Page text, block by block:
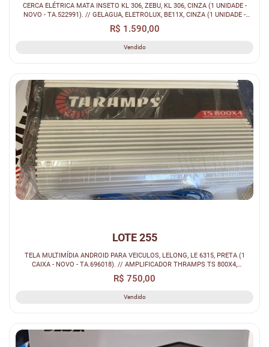
CERCA ELÉTRICA MATA INSETO KL 306, ZEBU, KL 306, CINZA (1 UNIDADE -
NOVO - TA.522991). // GELAGUA, ELETROLUX, BE11X, CINZA (1 UNIDADE -
R$ 1.590,00
Vendido
LOTE 255
TELA MULTIMÍDIA ANDROID PARA VEICULOS, LELONG, LE 6315, PRETA (1
CAIXA - NOVO - TA.696018). // AMPLIFICADOR THRAMPS TS 800X4,
THRHMPS, TS 80...
R$ 750,00
Vendido